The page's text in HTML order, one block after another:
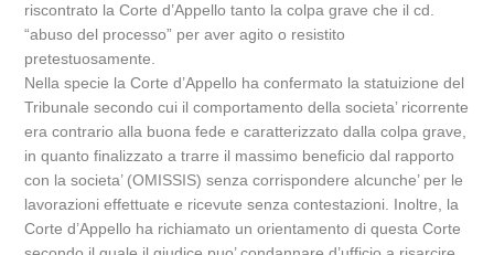
riscontrato la Corte d’Appello tanto la colpa grave che il cd.
“abuso del processo” per aver agito o resistito
pretestuosamente.
Nella specie la Corte d’Appello ha confermato la statuizione del
Tribunale secondo cui il comportamento della societa’ ricorrente
era contrario alla buona fede e caratterizzato dalla colpa grave,
in quanto finalizzato a trarre il massimo beneficio dal rapporto
con la societa’ (OMISSIS) senza corrispondere alcunche’ per le
lavorazioni effettuate e ricevute senza contestazioni. Inoltre, la
Corte d’Appello ha richiamato un orientamento di questa Corte